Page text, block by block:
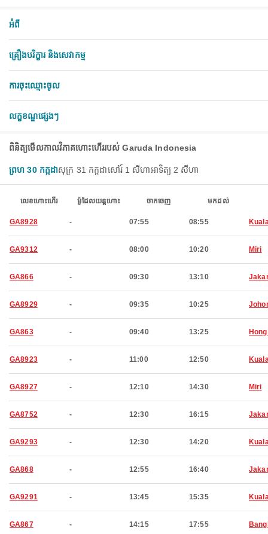
អំពី
គ្រឿងបរិក្ខារ និងសេវាកម្ម
ការចុះឈ្មោះចូល
លក្ខខណ្ឌផ្សេងៗ
ពិនិត្យ​មើល​កាលវិភាគ​ហោះហើរ​របស់ Garuda Indonesia
ព្រហ 30 កក្កដាសុក្រ 31 កក្កដាសៅរ៍ 1 សីហាអាទិត្យ 2 សីហា
លេខហោះហើរ ម៉ូដែលយន្តហោះ ចាកចេញ មកដល់
GA8928 - 07:55 08:55
GA9312 - 08:00 10:20 Miri
GA866 - 09:30 13:10
GA8929 - 09:35 10:25
GA863 - 09:40 13:25
GA8923 - 11:00 12:50
GA8927 - 12:10 14:30 Miri
GA8752 - 12:30 16:15
GA9293 - 12:30 14:20
GA868 - 12:55 16:40
GA9291 - 13:45 15:35
GA867 - 14:15 17:55